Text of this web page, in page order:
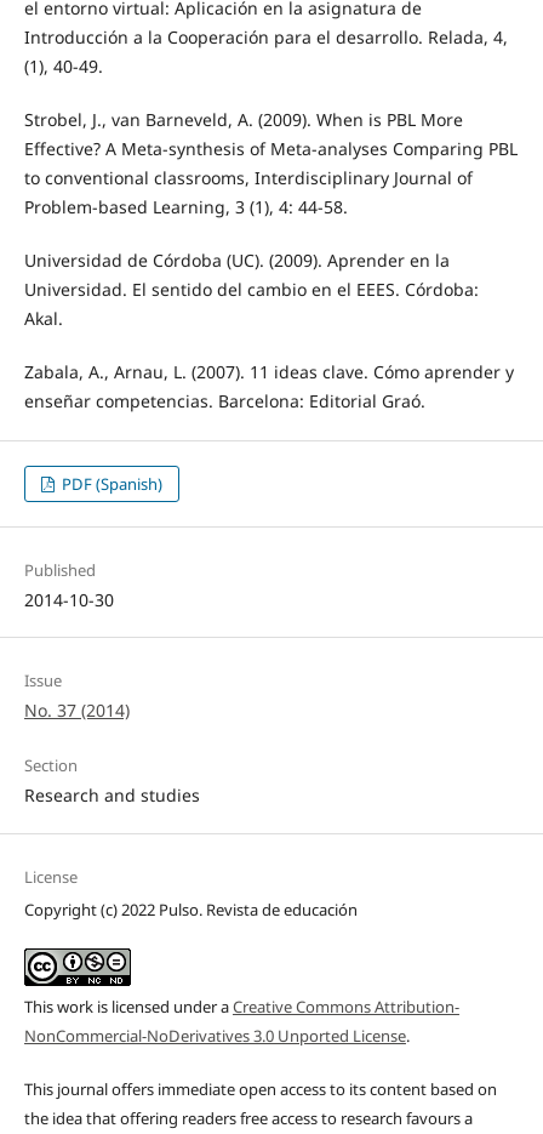
el entorno virtual: Aplicación en la asignatura de
Introducción a la Cooperación para el desarrollo. Relada, 4,
(1), 40-49.
Strobel, J., van Barneveld, A. (2009). When is PBL More
Effective? A Meta-synthesis of Meta-analyses Comparing PBL
to conventional classrooms, Interdisciplinary Journal of
Problem-based Learning, 3 (1), 4: 44-58.
Universidad de Córdoba (UC). (2009). Aprender en la
Universidad. El sentido del cambio en el EEES. Córdoba:
Akal.
Zabala, A., Arnau, L. (2007). 11 ideas clave. Cómo aprender y
enseñar competencias. Barcelona: Editorial Graó.
PDF (Spanish)
Published
2014-10-30
Issue
No. 37 (2014)
Section
Research and studies
License
Copyright (c) 2022 Pulso. Revista de educación
This work is licensed under aCreative Commons Attribution-
NonCommercial-NoDerivatives 3.0 Unported License.
This journal offers immediate open access to its content based on
the idea that offering readers free access to research favours a